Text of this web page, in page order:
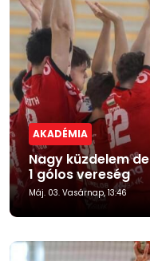
AKADÉMIA
Nagy küzdelem de
1 gólos vereség
Máj. 03. Vasárnap, 13:46